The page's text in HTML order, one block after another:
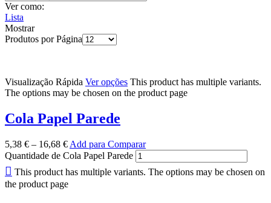
Ver como:
Lista
Mostrar
Produtos por Página
Visualização Rápida Ver opções This product has multiple variants.
The options may be chosen on the product page
Cola Papel Parede
5,38 € – 16,68 € Add para Comparar
Quantidade de Cola Papel Parede
This product has multiple variants. The options may be chosen on
the product page